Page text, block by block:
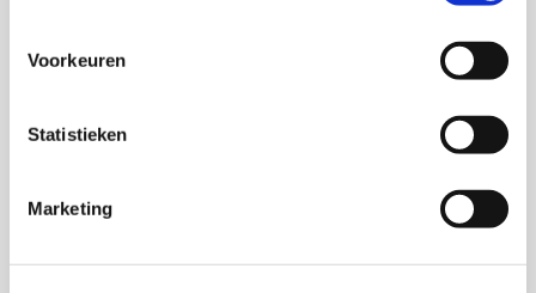
Voorkeuren
Statistieken
Marketing